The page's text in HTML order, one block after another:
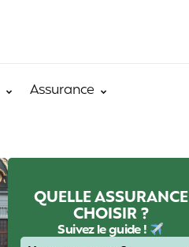
Assurance
QUELLE ASSURANCE
CHOISIR ?
Suivez le guide !